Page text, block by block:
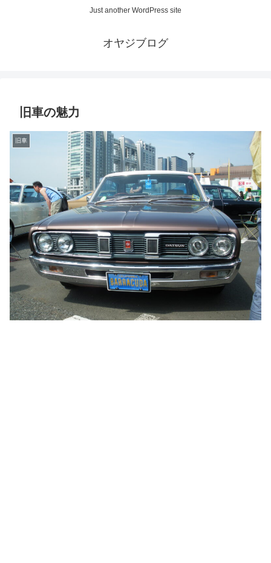
Just another WordPress site
オヤジブログ
旧車の魅力
旧車